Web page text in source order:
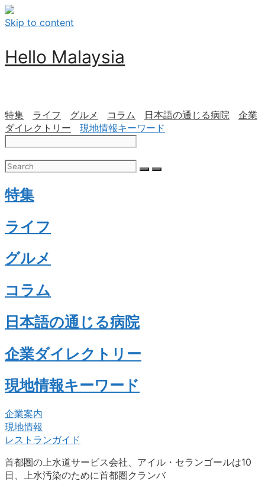
Skip to content
Hello Malaysia
特集 ライフ グルメ コラム 日本語の通じる病院
企業
ダイレクトリー
現地情報キーワード
特集
ライフ
グルメ
コラム
日本語の通じる病院
企業ダイレクトリー
現地情報キーワード
企業案内
現地情報
レストランガイド
首都圏の上水道サービス会社、アイル・セランゴールは10
日、上水汚染のために首都圏クランバ